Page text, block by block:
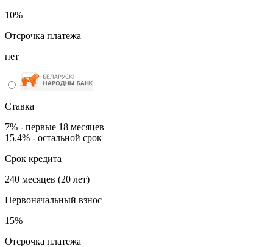
10%
Отсрочка платежа
нет
Ставка
7% - первые 18 месяцев
15.4% - остальной срок
Срок кредита
240 месяцев (20 лет)
Первоначальный взнос
15%
Отсрочка платежа